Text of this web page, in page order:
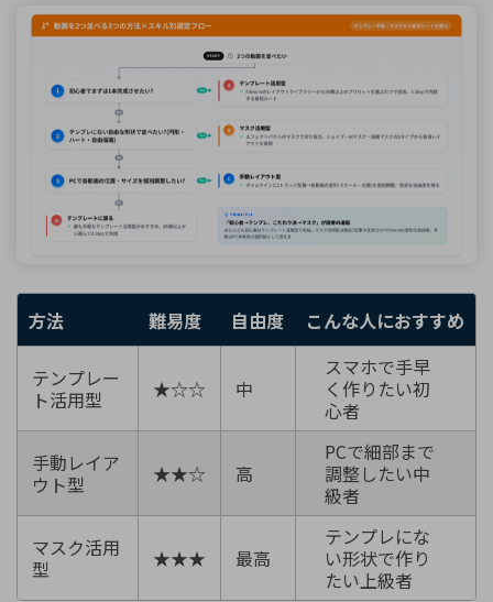
方法 難易度 自由度 こんな人におすすめ
テンプレー
ト活用型
★☆☆ 中
スマホで手早
く作りたい初
心者
手動レイア
ウト型
★★☆ 高
PCで細部まで
調整したい中
級者
マスク活用
型
★★★ 最高
テンプレにな
い形状で作り
たい上級者